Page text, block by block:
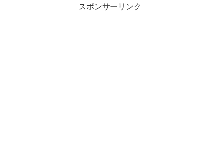
スポンサーリンク